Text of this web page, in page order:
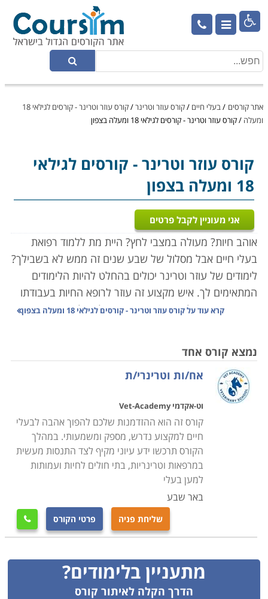

אתר קורסים /בעלי חיים /קורס עוזר וטרינר/
קורס עוזר וטרינר - קורסים לגילאי 18
ומעלה /קורס עוזר וטרינר - קורסים לגילאי 18 ומעלה בצפון
קורס עוזר וטרינר- קורסים לגילאי
18 ומעלה בצפון
אני מעוניין לקבל פרטים
אוהב חיות? מעולה במצבי לחץ? היית מת ללמוד רפואת
בעלי חיים אבל מסלול של שבע שנים זה ממש לא בשבילך?
לימודים של עוזר וטרינר יכולים בהחלט להיות הלימודים
המתאימים לך. איש מקצוע זה עוזר לרופא החיות בעבודתו
השוטפת, בטיפולם ובבדיקתם, והוא חלק בלתי נפרד מחדר
ומינים של חיות, עזרים רפואיים ועוד. קורס עוזר/ת רופא
וטרינר ומנהל/ת פינות חי יסייע לך לקחת את האהבה שלך
לחיות ולטיפול בחיות ולהפוך את זה למקצוע מרתק ומעניין.
קראו בקטגורית קורס עוזר רופא וטרניר את מבחר הקורסים,
בחרו את הקורס המתאים, מלאו את הפרטים ונציג הקורס
יחזור אליכם בהקדם.
קרא עוד עלקורס עוזר וטרינר - קורסים לגילאי 18 ומעלה בצפון
נמצא קורס אחד
אח/ות וטרינרי/ת
וט-אקדמי Vet-Academy
קורס זה הוא ההזדמנות שלכם להפוך אהבה לבעלי
חיים למקצוע נדרש, מספק ומשמעותי. במהלך
הקורס תרכשו ידע עיוני מקיף לצד התנסות מעשית
במרפאות וטרינריות, בתי חולים לחיות ועמותות
למען בעלי
באר שבע
שליחת פניה פרטי הקורס 
מתעניין בלימודים?
הדרך הקלה לאיתור קורס